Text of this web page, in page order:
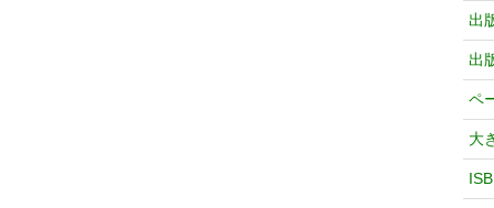
出
出
ペ
大